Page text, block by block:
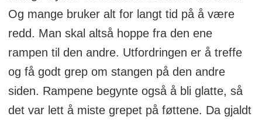
Og mange bruker alt for langt tid på å være
redd. Man skal altså hoppe fra den ene
rampen til den andre. Utfordringen er å treffe
og få godt grep om stangen på den andre
siden. Rampene begynte også å bli glatte, så
det var lett å miste grepet på føttene. Da gjaldt